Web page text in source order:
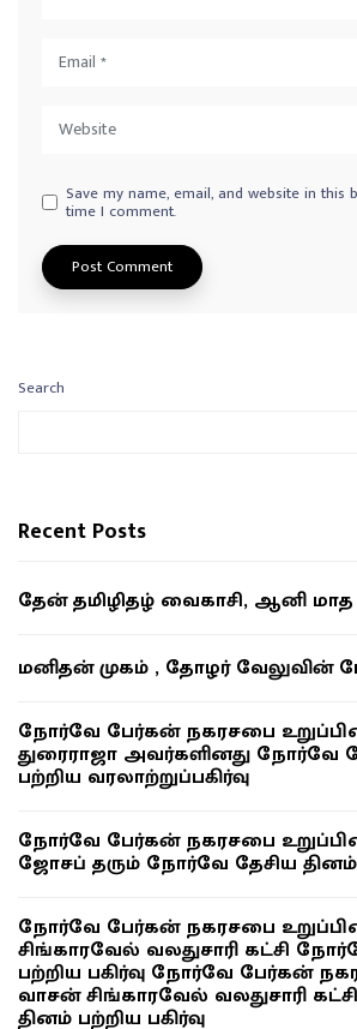
Save my name, email, and website in
time I comment.
Search
Recent Posts
தேன் தமிழிதழ் வைகாசி, ஆனி மாத
மனிதன் முகம் , தோழர் வேலுவின்
நோர்வே பேர்கன் நகரசபை
துரைராஜா அவர்களினது நோர்வே
பற்றிய வரலாற்றுப்பகிர்வு
நோர்வே பேர்கன் நகரசபை
ஜோசப் தரும் நோர்வே தேசிய தினம்
நோர்வே பேர்கன் நகரசபை
சிங்காரவேல் வலதுசாரி கட்சி
பற்றிய பகிர்வு நோர்வே பேர்கன்
வாசன் சிங்காரவேல் வலதுசாரி
தினம் பற்றிய பகிர்வு